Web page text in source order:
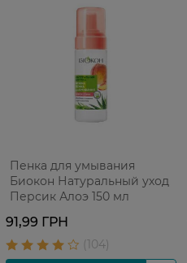
Пенка для умывания
Биокон Натуральный уход
Персик Алоэ 150 мл
91,99 ГРН